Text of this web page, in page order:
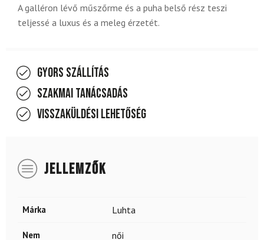
A galléron lévő műszőrme és a puha belső rész teszi
teljessé a luxus és a meleg érzetét.
Gyors szállítás
Szakmai tanácsadás
Visszaküldési lehetőség
JELLEMZŐK
Márka Luhta
Nem női